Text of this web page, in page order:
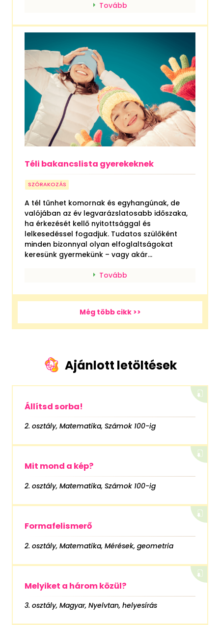
Tovább
Téli bakancslista gyerekeknek
SZÓRAKOZÁS
A tél tűnhet komornak és egyhangúnak, de
valójában az év legvarázslatosabb időszaka,
ha érkezését kellő nyitottsággal és
lelkesedéssel fogadjuk. Tudatos szülőként
minden bizonnyal olyan elfoglaltságokat
keresünk gyermekünk – vagy akár...
Tovább
Még több cikk >>
Ajánlott letöltések
Állítsd sorba!
2. osztály, Matematika, Számok 100-ig
Mit mond a kép?
2. osztály, Matematika, Számok 100-ig
Formafelismerő
2. osztály, Matematika, Mérések, geometria
Melyiket a három közül?
3. osztály, Magyar, Nyelvtan, helyesírás